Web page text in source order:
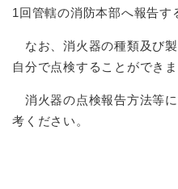
1回管轄の消防本部へ報告す
なお、消火器の種類及び
自分で点検することができま
消火器の点検報告方法等
考ください。